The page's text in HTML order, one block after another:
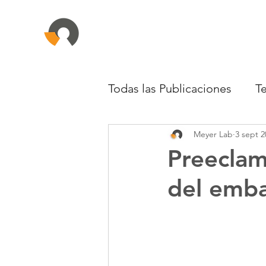
Todas las Publicaciones
Infectología
Reumatología
del
Meyer Lab 3 sept